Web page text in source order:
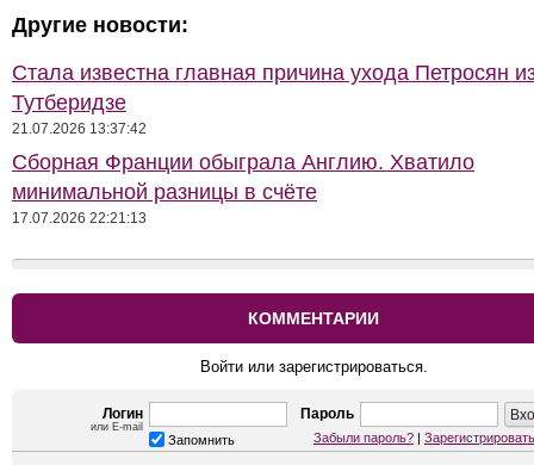
Другие новости:
Стала известна главная причина ухода Петросян
Тутберидзе
21.07.2026 13:37:42
Сборная Франции обыграла Англию. Хватило
минимальной разницы в счёте
17.07.2026 22:21:13
КОММЕНТАРИИ
Войти или зарегистрироваться.
Логин
или E-mail
Пароль
Запомнить Забыли пароль? |